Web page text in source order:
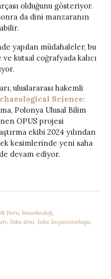
olduğunu gösteriyor.
da dini manzaranın
yapılan müdahaleler, bu
kutsal coğrafyada kalıcı
uluslararası hakemli
Science:
Polonya Ulusal Bilim
OPUS projesi
ekibi 2024 yılından
kesimlerinde yeni saha
devam ediyor.
Peru bioarkeoloji
İnka dini İnka İmparatorluğu